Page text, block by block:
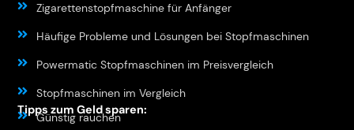
Zigarettenstopfmaschine für Anfänger
Häufige Probleme und Lösungen bei Stopfmaschinen
Powermatic Stopfmaschinen im Preisvergleich
Stopfmaschinen im Vergleich
Tipps zum Geld sparen:
Günstig rauchen